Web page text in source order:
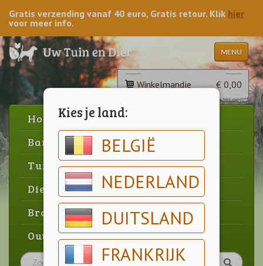
Kies je land:
BELGIË
NEDERLAND
DUITSLAND
FRANKRIJK
Gratis verzending vanaf 40 euro, Gratis retour. Klik hier
voor meer info.
MENU
Winkelmandje € 0,00
Home
Barbecue
Tuin
Dier
Brood & gebak
Outlet